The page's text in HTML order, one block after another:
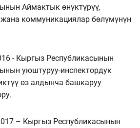
Аймактык өнүктүрүү,
коммуникациялар бөлүмүнүн
- Кыргыз Республикасынын
уюштуруу-инспектордук
өз алдынча башкаруу
– Кыргыз Республикасынын